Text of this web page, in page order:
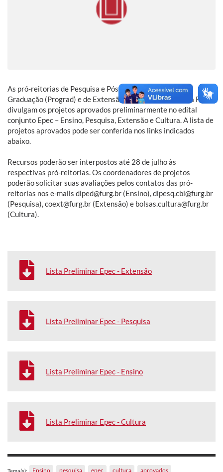
As pró-reitorias de Pesquisa e Pós-Graduação (Propesp),
Graduação (Prograd) e de Extensão e Cultura (Proexc) da FURG
divulgam os projetos aprovados preliminarmente no edital
conjunto Epec – Ensino, Pesquisa, Extensão e Cultura. A lista de
projetos aprovados pode ser conferida nos links indicados
abaixo.
Recursos poderão ser interpostos até 28 de julho às
respectivas pró-reitorias. Os coordenadores de projetos
poderão solicitar suas avaliações pelos contatos das pró-
reitorias nos e-mails diped@furg.br (Ensino), dipesq.cbi@furg.br
(Pesquisa), coext@furg.br (Extensão) e bolsas.cultura@furg.br
(Cultura).
Lista Preliminar Epec - Extensão
Lista Preliminar Epec - Pesquisa
Lista Preliminar Epec - Ensino
Lista Preliminar Epec - Cultura
Tema(s): Ensino pesquisa epec cultura aprovados